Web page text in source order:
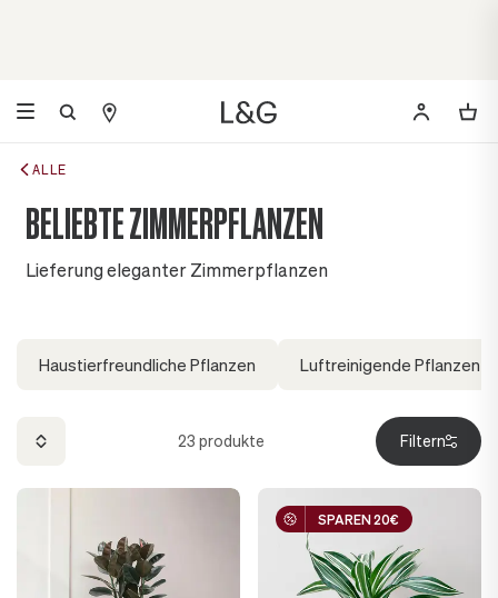
ALLE
BELIEBTE ZIMMERPFLANZEN
Lieferung eleganter Zimmerpflanzen
Haustierfreundliche Pflanzen Luftreinigende Pflanzen
23 produkte Filtern
SPAREN 20€
SPAREN 20€